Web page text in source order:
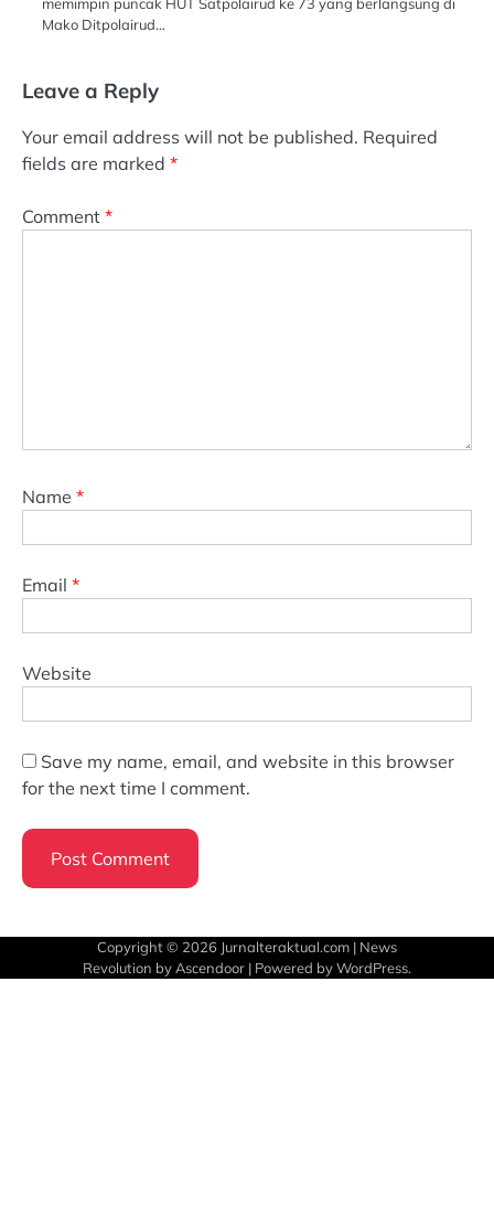
Mako Ditpolairud…
Leave a Reply
Your email address will not be published. Required
fields are marked *
Comment *
Name *
Email *
Website
Save my name, email, and website in this browser
for the next time I comment.
Copyright © 2026 Jurnalteraktual.com | News
Revolution by Ascendoor | Powered byWordPress.